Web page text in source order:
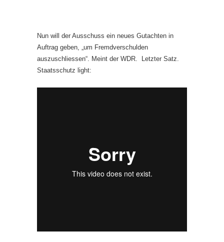
Nun will der Ausschuss ein neues Gutachten in
Auftrag geben, „um Fremdverschulden
auszuschliessen“. Meint der WDR. Letzter Satz.
Staatsschutz light: